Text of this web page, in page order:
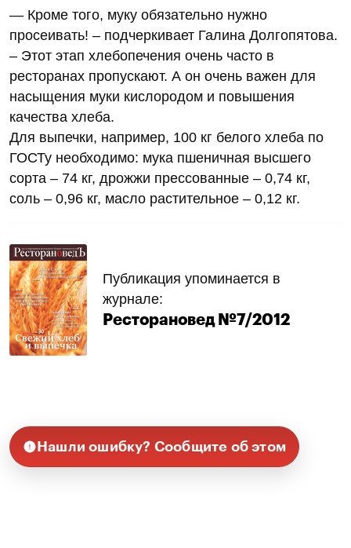
— Кроме того, муку обязательно нужно
просеивать! – подчеркивает Галина Долгопятова.
– Этот этап хлебопечения очень часто в
ресторанах пропускают. А он очень важен для
насыщения муки кислородом и повышения
качества хлеба.
Для выпечки, например, 100 кг белого хлеба по
ГОСТу необходимо: мука пшеничная высшего
сорта – 74 кг, дрожжи прессованные – 0,74 кг,
соль – 0,96 кг, масло растительное – 0,12 кг.
Публикация упоминается в
журнале:
Ресторановед №7/2012
Нашли ошибку? Сообщите об этом